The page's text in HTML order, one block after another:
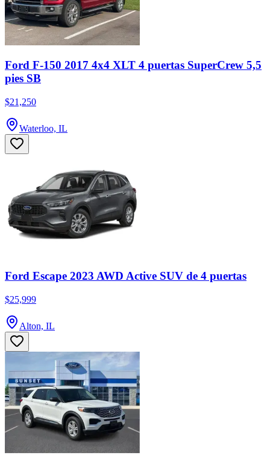
Ford F-150 2017 4x4 XLT 4 puertas SuperCrew 5,5
pies SB
$21,250
Waterloo, IL
Ford Escape 2023 AWD Active SUV de 4 puertas
$25,999
Alton, IL